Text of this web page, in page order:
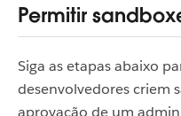
Permitir
Siga as etapas abaixo
desenvolvedores criem
aprovação de um